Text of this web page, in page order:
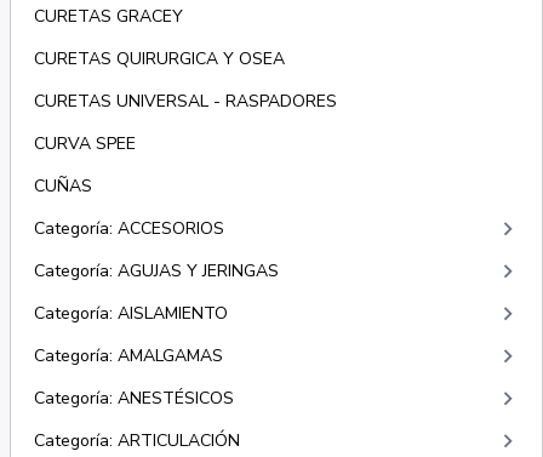
CURETAS GRACEY
CURETAS QUIRURGICA Y OSEA
CURETAS UNIVERSAL - RASPADORES
CURVA SPEE
CUÑAS
Categoría: ACCESORIOS
keyboard_arrow_right
Categoría: AGUJAS Y JERINGAS keyboard_arrow_right
Categoría: AISLAMIENTO keyboard_arrow_right
Categoría: AMALGAMAS keyboard_arrow_right
Categoría: ANESTÉSICOS keyboard_arrow_right
Categoría: ARTICULACIÓN keyboard_arrow_right